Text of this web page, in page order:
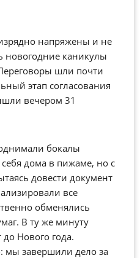
напряжены и не
новогодние каникулы
шли почти
этап согласования
вечером 31
бокалы
дома в пижаме, но с
довести документ
все
обменялись
В ту же минуту
Нового года.
мы завершили дело за